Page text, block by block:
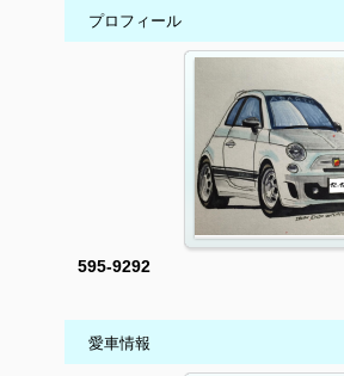
プロフィール
595-9292
愛車情報